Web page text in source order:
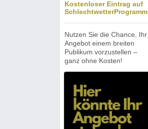
Kostenloser Eintrag auf
SchlechtwetterProgramm
Nutzen Sie die Chance, Ihr
Angebot einem breiten
Publikum vorzustellen –
ganz ohne Kosten!